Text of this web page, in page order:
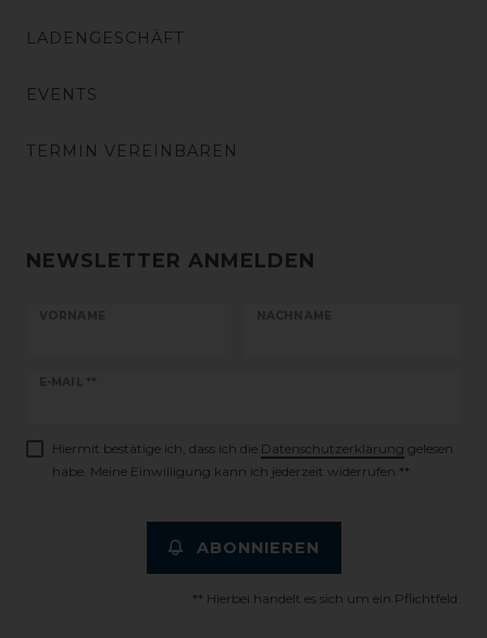
LADENGESCHÄFT
EVENTS
TERMIN VEREINBAREN
NEWSLETTER ANMELDEN
VORNAME NACHNAME
E-MAIL **
Newsletter
Hiermit bestätige ich, dass ich die Daten­schutz­erklärung gelesen
habe. Meine Einwilligung kann ich jederzeit widerrufen.**
ABONNIEREN
** Hierbei handelt es sich um ein Pflichtfeld.